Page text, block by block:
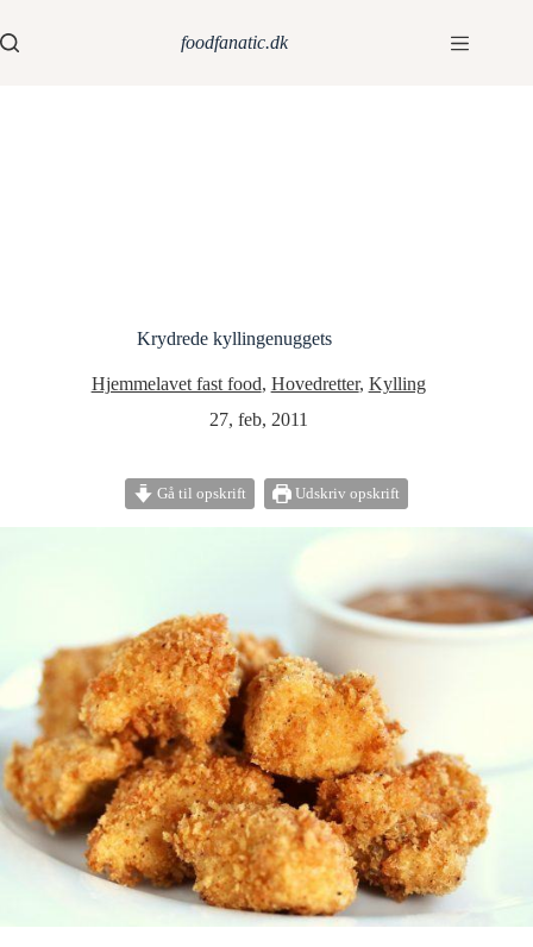
foodfanatic.dk
Krydrede kyllingenuggets
Hjemmelavet fast food, Hovedretter, Kylling
27, feb, 2011
Gå til opskrift Udskriv opskrift